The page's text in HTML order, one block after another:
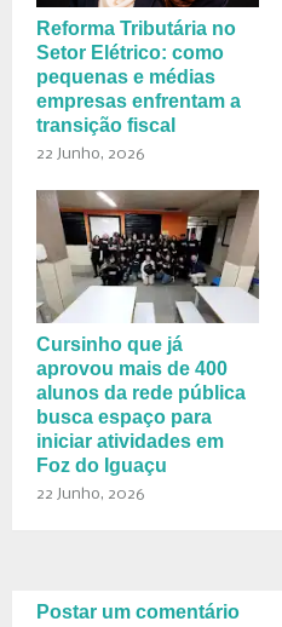
Reforma Tributária no
Setor Elétrico: como
pequenas e médias
empresas enfrentam a
transição fiscal
22 Junho, 2026
Cursinho que já
aprovou mais de 400
alunos da rede pública
busca espaço para
iniciar atividades em
Foz do Iguaçu
22 Junho, 2026
Postar um comentário